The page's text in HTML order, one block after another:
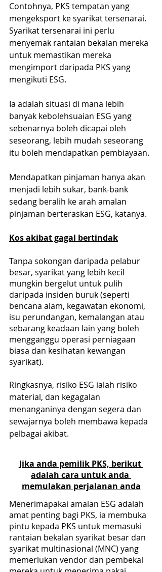
Contohnya, PKS tempatan yang
mengeksport ke syarikat tersenarai.
Syarikat tersenarai ini perlu
menyemak rantaian bekalan mereka
untuk memastikan mereka
mengimport daripada PKS yang
mengikuti ESG.
Ia adalah situasi di mana lebih
banyak kebolehsuaian ESG yang
sebenarnya boleh dicapai oleh
seseorang, lebih mudah seseorang
itu boleh mendapatkan pembiayaan.
Mendapatkan pinjaman hanya akan
menjadi lebih sukar, bank-bank
sedang beralih ke arah amalan
pinjaman berteraskan ESG, katanya.
Kos akibat gagal bertindak
Tanpa sokongan daripada pelabur
besar, syarikat yang lebih kecil
mungkin bergelut untuk pulih
daripada insiden buruk (seperti
bencana alam, kegawatan ekonomi,
isu perundangan, kemalangan atau
sebarang keadaan lain yang boleh
mengganggu operasi perniagaan
biasa dan kesihatan kewangan
syarikat).
Ringkasnya, risiko ESG ialah risiko
material, dan kegagalan
menanganinya dengan segera dan
sewajarnya boleh membawa kepada
pelbagai akibat.
Jika anda pemilik PKS, berikut
adalah cara untuk anda
memulakan perjalanan anda
Menerimapakai amalan ESG adalah
amat penting bagi PKS, ia membuka
pintu kepada PKS untuk memasuki
rantaian bekalan syarikat besar dan
syarikat multinasional (MNC) yang
memerlukan vendor dan pembekal